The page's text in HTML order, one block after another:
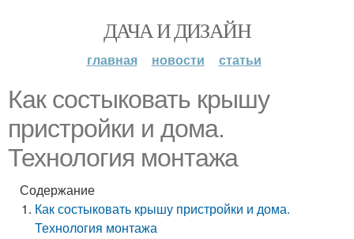
ДАЧА И ДИЗАЙН
главная новости статьи
Как состыковать крышу
пристройки и дома.
Технология монтажа
Содержание
Как состыковать крышу пристройки и дома.
Технология монтажа